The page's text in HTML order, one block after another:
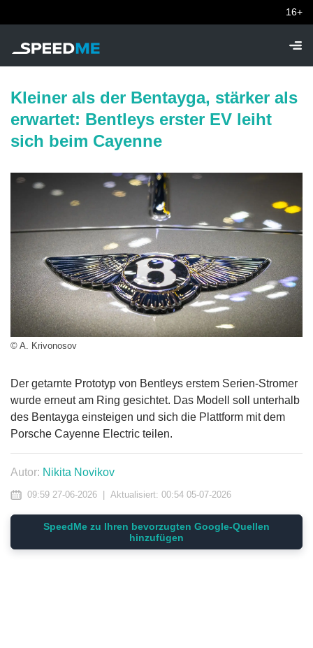
16+
Kleiner als der Bentayga, stärker als
erwartet: Bentleys erster EV leiht
sich beim Cayenne
© A. Krivonosov
Der getarnte Prototyp von Bentleys erstem Serien-Stromer
wurde erneut am Ring gesichtet. Das Modell soll unterhalb
des Bentayga einsteigen und sich die Plattform mit dem
Porsche Cayenne Electric teilen.
Autor: Nikita Novikov
09:59 27-06-2026 Aktualisiert: 00:54 05-07-2026
SpeedMe zu Ihren bevorzugten Google-Quellen
hinzufügen